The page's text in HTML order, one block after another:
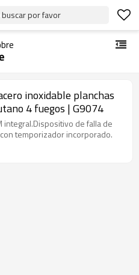
por favor
inoxidable planchas
4 fuegos | G9074
integral.Dispositivo de falla de
temporizador incorporado.